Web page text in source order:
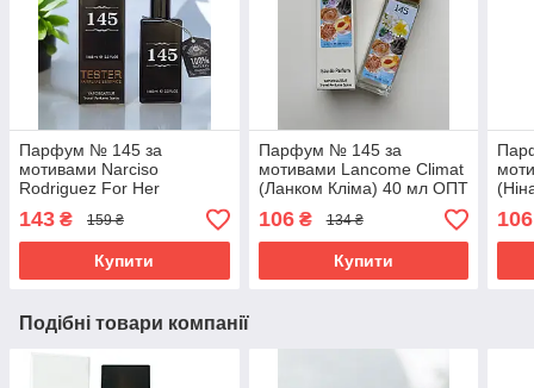
Парфум № 145 за
мотивами Narciso
Rodriguez For Her
(Нарцисо Родригес Фо Хе)
65 мл
143 ₴ 159 ₴
Купити
Парфум № 145 за
мотивами Lancome Climat
(Ланком Кліма) 40 мл ОПТ
106₴ 134 ₴
Купити
ОПТ
106
Подібні товари компанії